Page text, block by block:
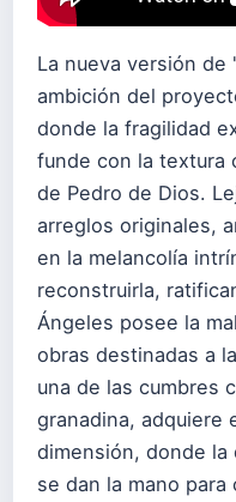
La nueva versión
ambición del
donde la fragilidad
funde con la textura
de Pedro de Dios.
arreglos originales,
en la melancolía
reconstruirla,
Ángeles posee la
obras destinadas a
una de las cumbres
granadina, adquiere
dimensión, donde la
se dan la mano